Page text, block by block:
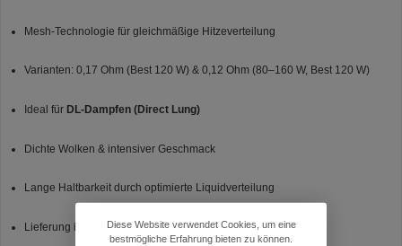
Mesh-Technologie für gleichmäßige Hitzeverteilung
Varianten: 0,17 Ohm (Best 120 W) & 0,12 Ohm (80–160 W, Best 120 W)
Ideal für DL-Dampfen (Direct Lung)
Dichte Wolken & intensiver Geschmack
Lange Haltbarkeit durch optimierte Liquidverteilung
Lieferung im 3er Pack
Diese Website verwendet Cookies, um eine
bestmögliche Erfahrung bieten zu können.